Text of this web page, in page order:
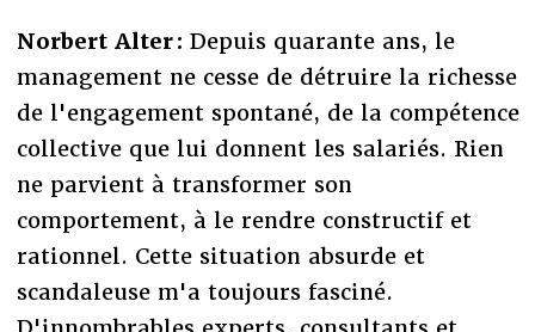
Norbert Alter : Depuis quarante ans, le
management ne cesse de détruire la richesse
de l'engagement spontané, de la compétence
collective que lui donnent les salariés. Rien
ne parvient à transformer son
comportement, à le rendre constructif et
rationnel. Cette situation absurde et
scandaleuse m'a toujours fasciné.